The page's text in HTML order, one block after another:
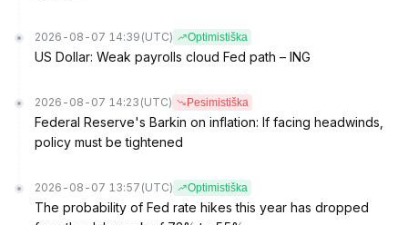
2026-08-07 14:39 (UTC) Optimistiška
US Dollar: Weak payrolls cloud Fed path – ING
2026-08-07 14:23 (UTC) Pesimistiška
Federal Reserve's Barkin on inflation: If facing headwinds,
policy must be tightened
2026-08-07 13:57 (UTC) Optimistiška
The probability of Fed rate hikes this year has dropped